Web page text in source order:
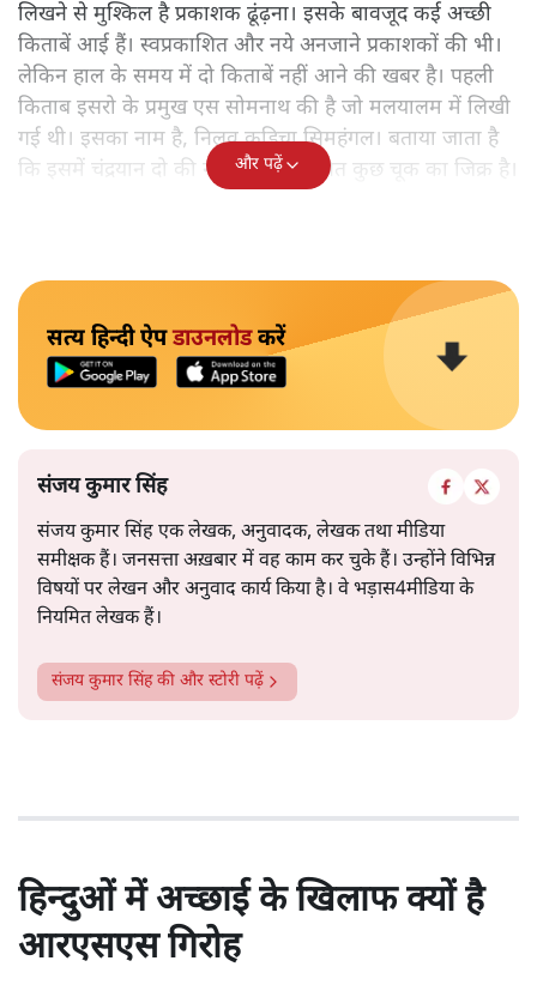
लिखने से मुश्किल है प्रकाशक ढूंढ़ना। इसके बावजूद कई अच्छी
किताबें आई हैं। स्वप्रकाशित और नये अनजाने प्रकाशकों की भी।
लेकिन हाल के समय में दो किताबें नहीं आने की खबर है। पहली
किताब इसरो के प्रमुख एस सोमनाथ की है जो मलयालम में लिखी
गई थी। इसका नाम है, निलवु कुडिचा सिमहंगल। बताया जाता है
कि इसमें चंद्रयान दो की नाकामी से संबंधित कुछ चूक का जिक्र है।
और पढ़ें
सत्य हिन्दी ऐपडाउनलोडकरें
संजय कुमार सिंह
संजय कुमार सिंह एक लेखक, अनुवादक, लेखक तथा मीडिया
समीक्षक हैं। जनसत्ता अख़बार में वह काम कर चुके हैं। उन्होंने विभिन्न
विषयों पर लेखन और अनुवाद कार्य किया है। वे भड़ास4मीडिया के
नियमित लेखक हैं।
संजय कुमार सिंहकी और स्टोरी पढ़ें
हिन्दुओं में अच्छाई के खिलाफ क्यों है
आरएसएस गिरोह